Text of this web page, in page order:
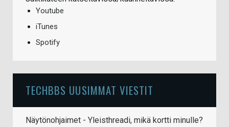
Youtube
iTunes
Spotify
TECHBBS UUSIMMAT VIESTIT
Näytönohjaimet - Yleisthreadi, mikä kortti minulle?